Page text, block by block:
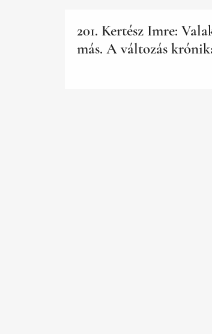
201. Kertész Imre:
más. A változás